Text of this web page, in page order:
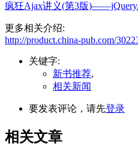
疯狂Ajax讲义(第3版)——jQuery/
更多相关介绍:
http://product.china-pub.com/
关键字:
新书推荐,
相关新闻
要发表评论，请先登录
相关文章